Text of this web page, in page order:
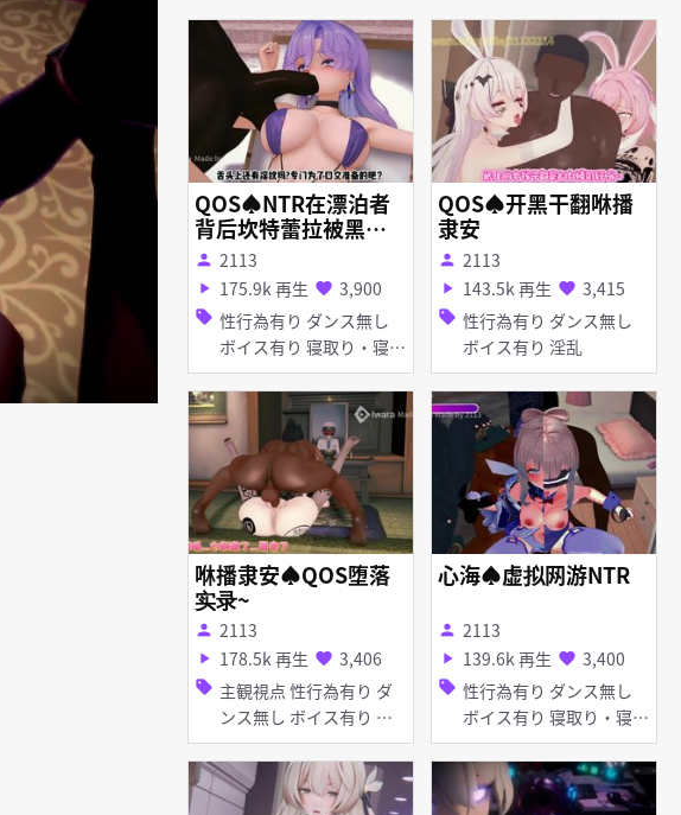
QOS♠NTR在漂泊者
背后坎特蕾拉被黑人
肏成母猪
person 2113
play_arrow 175.9k 再生 favorite 3,900
sell 性行為有り ダンス無し
ボイス有り 寝取り・寝取
られ(NTR) アヘ顔 イラマ
チオ お漏らし・潮吹き
口内射精 フェラ
QOS♠开黑干翻咻播
隶安
person 2113
play_arrow 143.5k 再生 favorite 3,415
sell 性行為有り ダンス無し
ボイス有り 淫乱
咻播隶安♠QOS堕落
实录~
person 2113
play_arrow 178.5k 再生 favorite 3,406
sell 主観視点 性行為有り ダ
ンス無し ボイス有り 淫
乱 痴女・ビッチ タイ
ツ・ストッキング アヘ顔
種付けプレス ディープス
心海♠虚拟网游NTR
person 2113
play_arrow 139.6k 再生 favorite 3,400
sell 性行為有り ダンス無し
ボイス有り 寝取り・寝取
られ(NTR) 異種姦 淫乱 デ
ィルド バイブ・ローター
バニーガール アヘ顔 オ